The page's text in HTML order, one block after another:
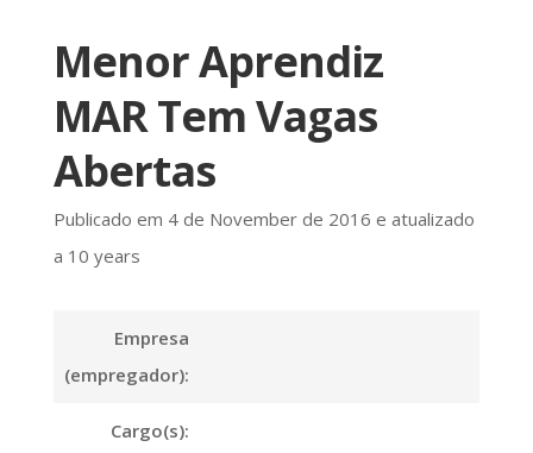
Menor Aprendiz
MAR Tem Vagas
Abertas
Publicado em 4 de November de 2016 e atualizado
a 10 years
Empresa
(empregador):
Cargo(s):